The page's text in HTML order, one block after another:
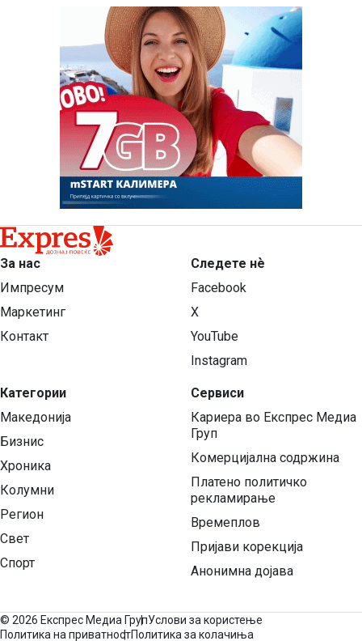
За нас
Импресум
Маркетинг
Контакт
Категории
Македонија
Бизнис
Хроника
Колумни
Регион
Свет
Спорт
Следете нѐ
Facebook
X
YouTube
Instagram
Сервиси
Кариера во Експрес Медиа
Груп
Комерцијална содржина
Платено политичко
рекламирање
Времеплов
Пријави корекција
Анонимна дојава
© 2026 Експрес Медиа ГрупУслови за користење
Политика на приватностПолитика за колачиња